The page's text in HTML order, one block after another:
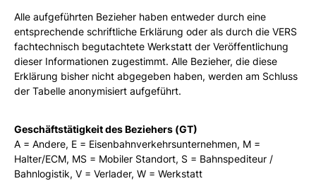
Alle aufgeführten Bezieher haben entweder durch eine
entsprechende schriftliche Erklärung oder als durch die VERS
fachtechnisch begutachtete Werkstatt der Veröffentlichung
dieser Informationen zugestimmt. Alle Bezieher, die diese
Erklärung bisher nicht abgegeben haben, werden am Schluss
der Tabelle anonymisiert aufgeführt.
Geschäftstätigkeit des Beziehers (GT)
A = Andere, E = Eisenbahnverkehrsunternehmen, M =
Halter/ECM, MS = Mobiler Standort, S = Bahnspediteur /
Bahnlogistik, V = Verlader, W = Werkstatt